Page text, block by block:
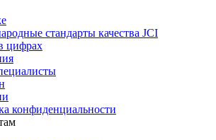
стандарты качества JCI
цифрах
конфиденциальности